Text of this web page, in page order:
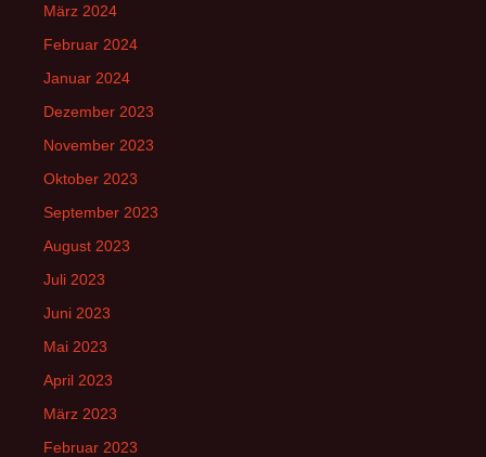
März 2024
Februar 2024
Januar 2024
Dezember 2023
November 2023
Oktober 2023
September 2023
August 2023
Juli 2023
Juni 2023
Mai 2023
April 2023
März 2023
Februar 2023